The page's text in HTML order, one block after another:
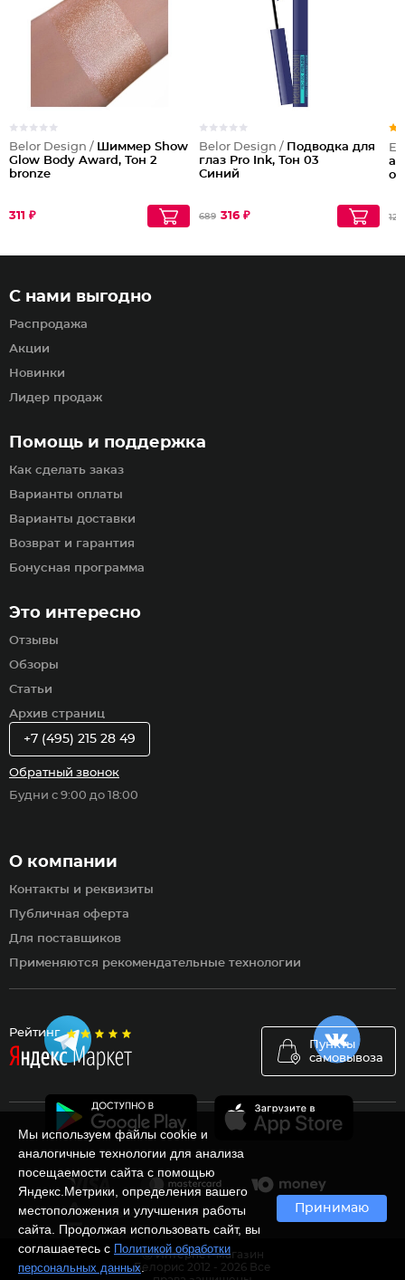
Belor Design / Шиммер Show
Glow Body Award, Тон 2
bronze
311 ₽
Belor Design / Подводка для
глаз Pro Ink, Тон 03
Синий
689 316 ₽
Рейтинг
Пункты
самовывоза
Помощь и поддержка
Как сделать заказ
Варианты оплаты
Варианты доставки
Возврат и гарантия
Бонусная программа
С нами выгодно
Распродажа
Акции
Новинки
Лидер продаж
Это интересно
Отзывы
Обзоры
Статьи
Архив страниц
О компании
Контакты и реквизиты
Публичная оферта
Для поставщиков
Применяются рекомендательные технологии
+7 (495) 215 28 49
Обратный звонок
Будни с 9:00 до 18:00
Мы используем файлы cookie и
аналогичные технологии для анализа
посещаемости сайта с помощью
Яндекс.Метрики, определения вашего
местоположения и улучшения работы
сайта. Продолжая использовать сайт, вы
соглашаетесь с Политикой обработки
персональных данных.
Принимаю
Ⓒ Интернет-магазин
Белорис 2012 - 2026 Все